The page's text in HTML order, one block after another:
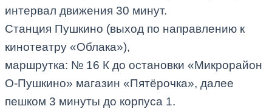
интервал движения 30 минут.
Станция Пушкино (выход по направлению к
кинотеатру «Облака»),
маршрутка: № 16 К до остановки «Микрорайон
О-Пушкино» магазин «Пятёрочка», далее
пешком 3 минуты до корпуса 1.